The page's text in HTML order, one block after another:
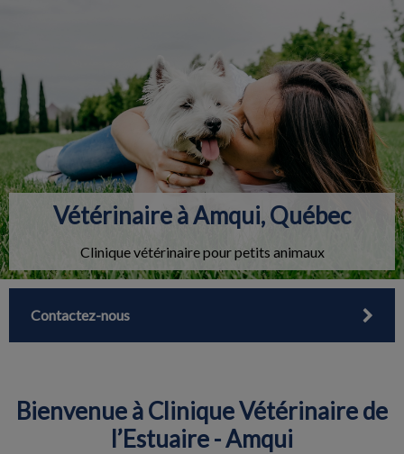
Envoyer
Vétérinaire à Amqui, Québec
Clinique vétérinaire pour petits animaux
Contactez-nous
Bienvenue à Clinique Vétérinaire de
l’Estuaire - Amqui